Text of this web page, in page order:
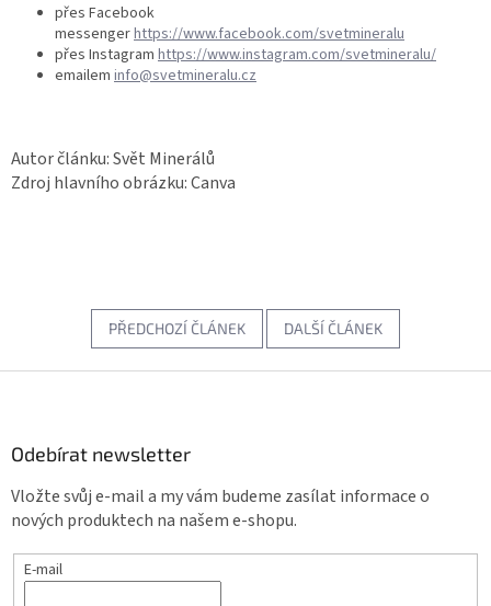
přes Facebook
messengerhttps://www.facebook.com/svetmineralu
přes Instagram https://www.instagram.com/svetmineralu/
emailem info@svetmineralu.cz
Autor článku: Svět Minerálů
Zdroj hlavního obrázku: Canva
PŘEDCHOZÍ ČLÁNEK DALŠÍ ČLÁNEK
Odebírat newsletter
Vložte svůj e-mail a my vám budeme zasílat informace o
nových produktech na našem e-shopu.
E-mail